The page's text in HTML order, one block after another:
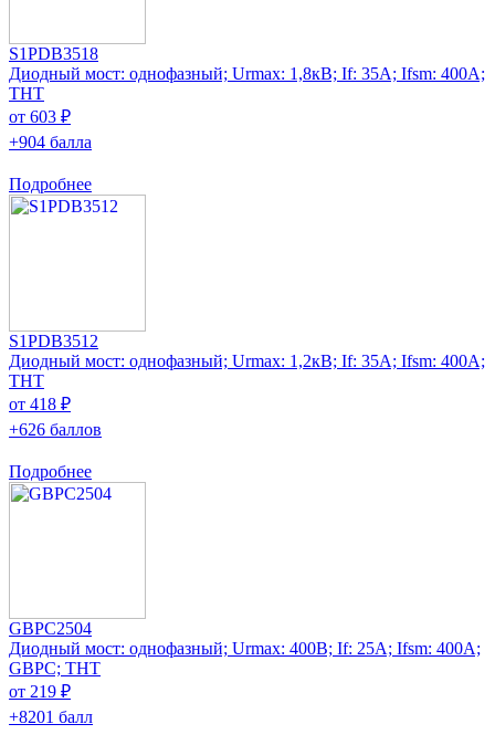
S1PDB3518
Диодный мост: однофазный; Urmax: 1,8кВ; If: 35А; Ifsm: 400А;
THT
от 603 ₽
+904 балла
Подробнее
S1PDB3512
Диодный мост: однофазный; Urmax: 1,2кВ; If: 35А; Ifsm: 400А;
THT
от 418 ₽
+626 баллов
Подробнее
GBPC2504
Диодный мост: однофазный; Urmax: 400В; If: 25А; Ifsm: 400А;
GBPC; THT
от 219 ₽
+8201 балл